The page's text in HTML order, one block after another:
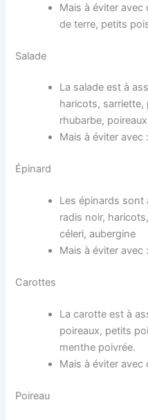
Mais à éviter
de terre, petits
Salade
La salade est à
haricots, sarriette,
rhubarbe,
Mais à éviter avec
Épinard
Les épinards sont
radis noir,
céleri, aubergine
Mais à éviter avec
Carottes
La carotte est à
poireaux, petits
menthe poivrée.
Mais à éviter avec
Poireau